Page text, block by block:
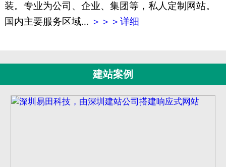
装。专业为公司、企业、集团等，私人定制网站。
国内主要服务区域... ＞＞＞详细
建站案例